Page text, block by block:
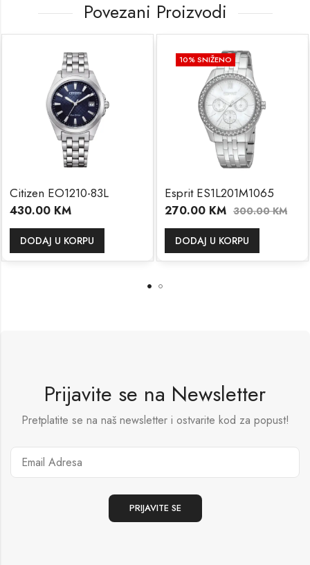
Povezani Proizvodi
EO1210-83L
KM
U KORPU
% SNIŽENO
Esprit ES1L201M1065
270.00KM 300.00KM
DODAJ U KORPU
Prijavite se na Newsletter
Pretplatite se na naš newsletter i ostvarite kod za popust!